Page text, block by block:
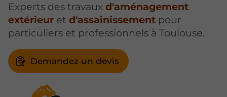
Experts des travaux d'aménagement
extérieur et d'assainissement pour
particuliers et professionnels à Toulouse.
Demandez un devis